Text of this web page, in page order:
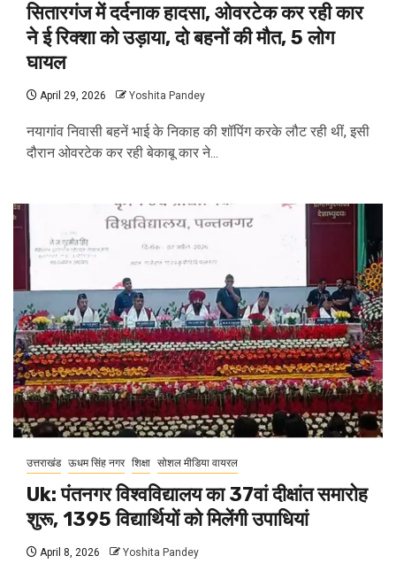
सितारगंज में दर्दनाक हादसा, ओवरटेक कर रही कार
ने ई रिक्शा को उड़ाया, दो बहनों की मौत, 5 लोग
घायल
April 29, 2026 Yoshita Pandey
नयागांव निवासी बहनें भाई के निकाह की शॉपिंग करके लौट रही थीं, इसी
दौरान ओवरटेक कर रही बेकाबू कार ने...
उत्तराखंड ऊधम सिंह नगर शिक्षा सोशल मीडिया वायरल
Uk: पंतनगर विश्वविद्यालय का 37वां दीक्षांत समारोह
शुरू, 1395 विद्यार्थियों को मिलेंगी उपाधियां
April 8, 2026 Yoshita Pandey